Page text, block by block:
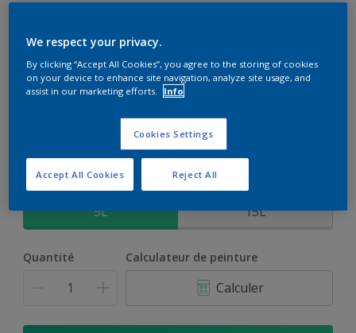
Revêtement de façade -aspect mat- à base de résines
silicone.
Format
5L 15L
Quantité Calculateur de peinture
Calculer
We respect your privacy.
By clicking “Accept All Cookies”, you agree to the storing of cookies
on your device to enhance site navigation, analyze site usage, and
assist in our marketing efforts.
Info
Cookies Settings
Reject All
Accept All Cookies